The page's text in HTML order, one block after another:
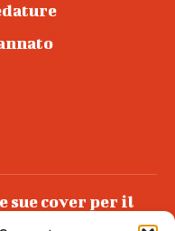
sue cover per il